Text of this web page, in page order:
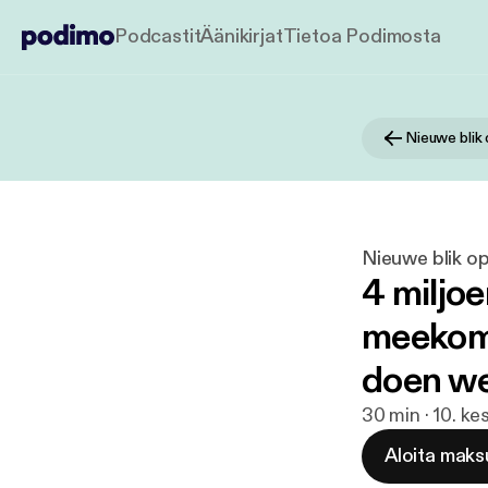
PodcastitÄänikirjatTietoa Podimosta
Nieuwe blik
Nieuwe blik
4
doen
30 min · 10.
Aloita